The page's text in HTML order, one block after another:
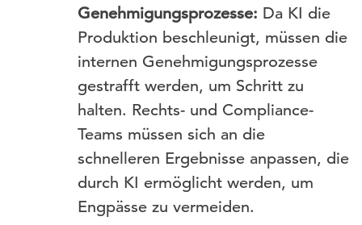
Genehmigungsprozesse: Da KI die
Produktion beschleunigt, müssen die
internen Genehmigungsprozesse
gestrafft werden, um Schritt zu
halten. Rechts- und Compliance-
Teams müssen sich an die
schnelleren Ergebnisse anpassen, die
durch KI ermöglicht werden, um
Engpässe zu vermeiden.